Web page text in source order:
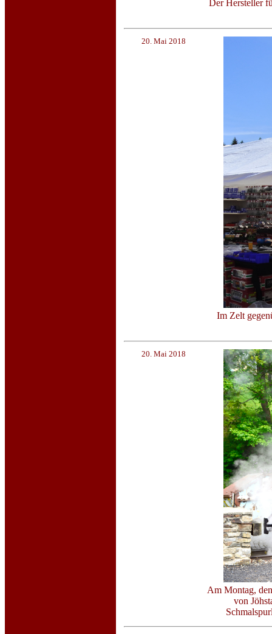
Der Hersteller
20. Mai 2018
Im Zelt
20. Mai 2018
Am Montag,
von